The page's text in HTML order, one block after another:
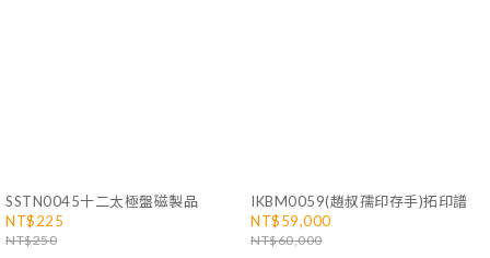
SSTN0045十二太極盤磁製品
NT$225
NT$250
IKBM0059(趙叔孺印存手)拓印譜
NT$59,000
NT$60,000